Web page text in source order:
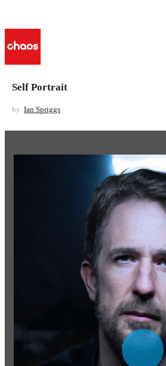
Self Portrait
by Ian Spriggs